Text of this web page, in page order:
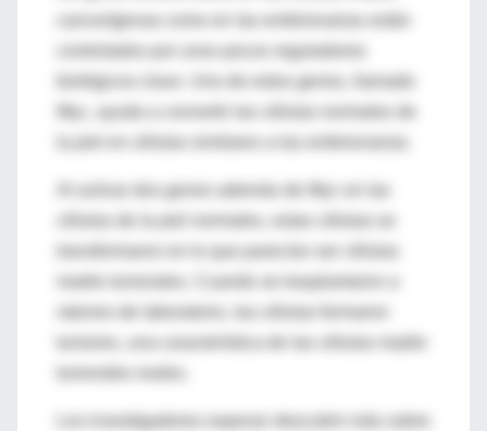
cancerígenas como en las embrionarias están
controlados por unos pocos reguladores
biológicos clave. Uno de estos genes, llamado
Al activar dos genes además de Myc en las
Los investigadores esperan descubrir más sobre